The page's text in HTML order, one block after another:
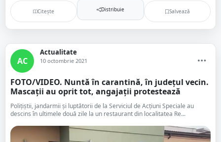
Citește Distribuie Salvează
AC
Actualitate
10 octombrie 2021
FOTO/VIDEO. Nuntă în carantină, în județul vecin.
Mascații au oprit tot, angajații protestează
Polițiștii, jandarmii și luptătorii de la Serviciul de Acțiuni Speciale au
descins în ultimele două zile la un restaurant din localitatea Re...